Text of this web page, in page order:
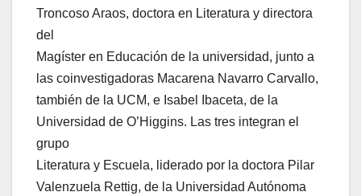
Troncoso Araos, doctora en Literatura y directora
del
Magíster en Educación de la universidad, junto a
las coinvestigadoras Macarena Navarro Carvallo,
también de la UCM, e Isabel Ibaceta, de la
Universidad de O’Higgins. Las tres integran el
grupo
Literatura y Escuela, liderado por la doctora Pilar
Valenzuela Rettig, de la Universidad Autónoma